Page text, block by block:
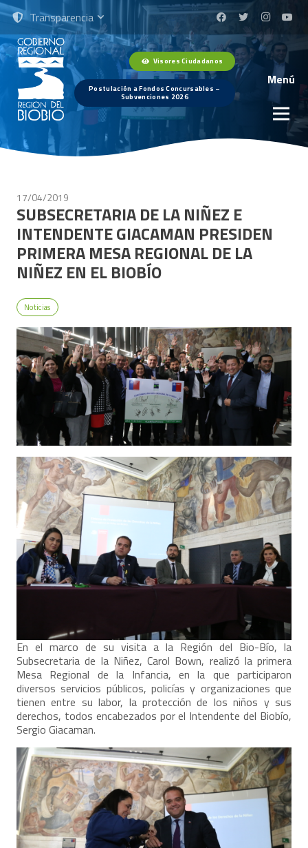
Transparencia
Visores Ciudadanos
Postulación a Fondos Concursables –
Subvenciones 2026
Menú
17/04/2019
SUBSECRETARIA DE LA NIÑEZ E
INTENDENTE GIACAMAN PRESIDEN
PRIMERA MESA REGIONAL DE LA
NIÑEZ EN EL BIOBÍO
Noticias
En el marco de su visita a la Región del Bio-Bío, la
Subsecretaria de la Niñez, Carol Bown, realizó la primera
Mesa Regional de la Infancia, en la que participaron
diversos servicios públicos, policías y organizaciones que
tienen entre su labor, la protección de los niños y sus
derechos, todos encabezados por el Intendente del Biobío,
Sergio Giacaman.